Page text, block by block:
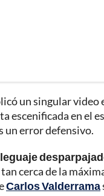
un singular video
escenificada en el
un error defensivo.
leguaje
cerca de la
Carlos Valderrama